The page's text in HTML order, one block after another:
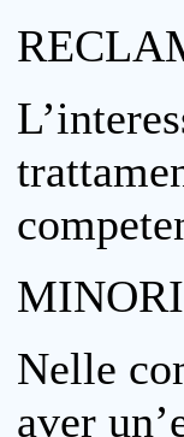
MINORI
Nelle
aver